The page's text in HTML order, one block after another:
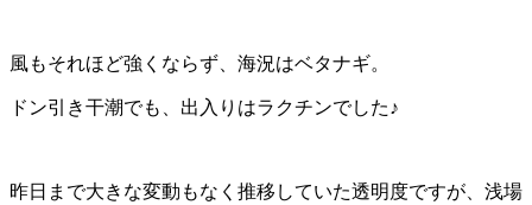
風もそれほど強くならず、海況はベタナギ。
ドン引き干潮でも、出入りはラクチンでした♪
昨日まで大きな変動もなく推移していた透明度ですが、浅場